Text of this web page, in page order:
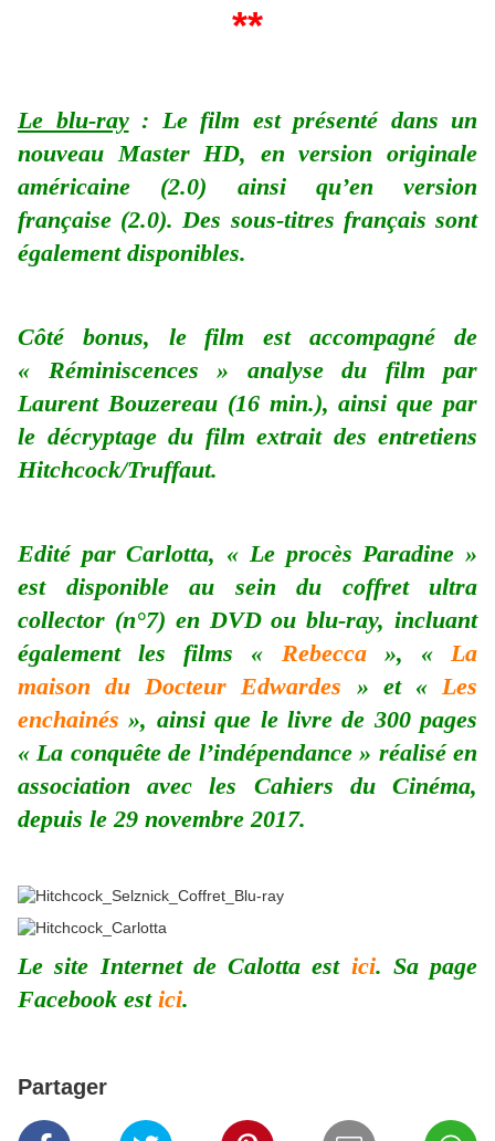
**
Le blu-ray: Le film est présenté dans un
nouveau Master HD, en version originale
américaine (2.0) ainsi qu’en version
française (2.0). Des sous-titres français sont
également disponibles.
Côté bonus, le film est accompagné de
« Réminiscences » analyse du film par
Laurent Bouzereau (16 min.), ainsi que par
le décryptage du film extrait des entretiens
Hitchcock/Truffaut.
Edité par Carlotta, « Le procès Paradine »
est disponible au sein du coffret ultra
collector (n°7) en DVD ou blu-ray, incluant
également les films « Rebecca», « La
maison du Docteur Edwardes » et « Les
enchainés », ainsi que le livre de 300 pages
« La conquête de l’indépendance » réalisé en
association avec les Cahiers du Cinéma,
depuis le 29 novembre 2017.
Le site Internet de Calotta est ici. Sa page
Facebook est ici.
Partager